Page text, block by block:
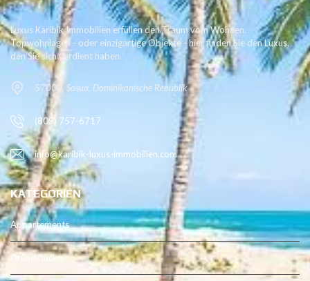
Luxus Karibik Immobilien erfüllen den Traum vom Wohnen.
Topwohnlagen - oder einzigartige Objekte - hier finden Sie den Luxus,
den Sie sich verdient haben.
57000, Sosua, Dominikanische Republik
(809) 757-6717
info@karibik-luxus-immobilien.com
KATEGORIEN
Appartements
Grundstücke